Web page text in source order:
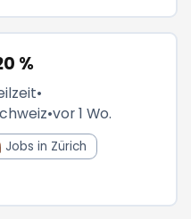
%
•
•vor 1 Wo.
Jobs in Zürich